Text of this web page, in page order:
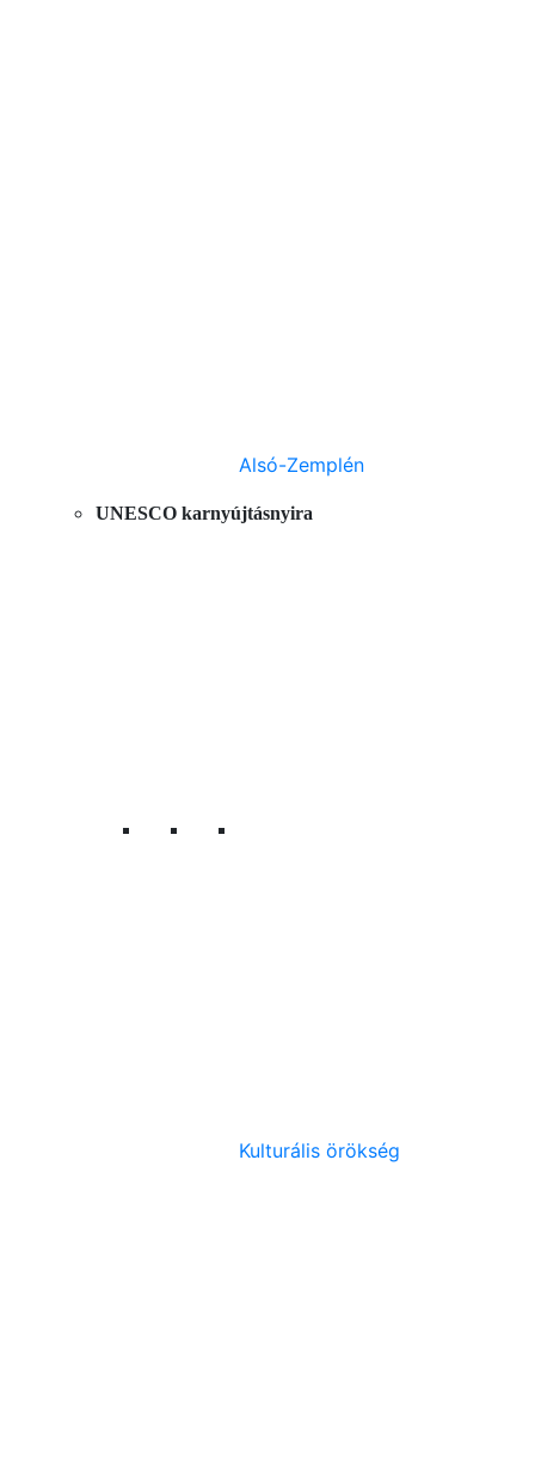
Alsó-Zemplén
UNESCO karnyújtásnyira
Kulturális örökség